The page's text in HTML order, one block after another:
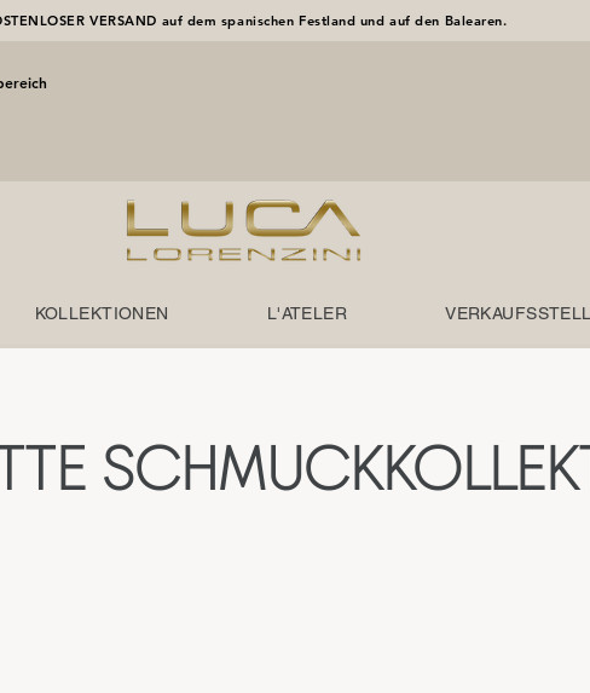
VERSAND auf dem spanischen Festland und auf den Balearen.
KOLLEKTIONEN L'ATELER